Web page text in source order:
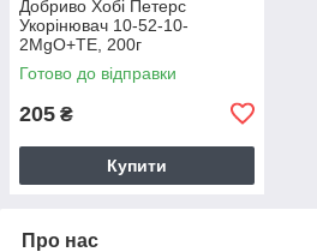
Добриво Хобі Петерс
Укорінювач 10-52-10-
2MgO+TЕ, 200г
Готово до відправки
205 ₴
Купити
Про нас